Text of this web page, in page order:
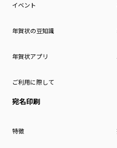
イベント
年賀状の豆知識
年賀状アプリ
ご利用に際して
宛名印刷
特徴